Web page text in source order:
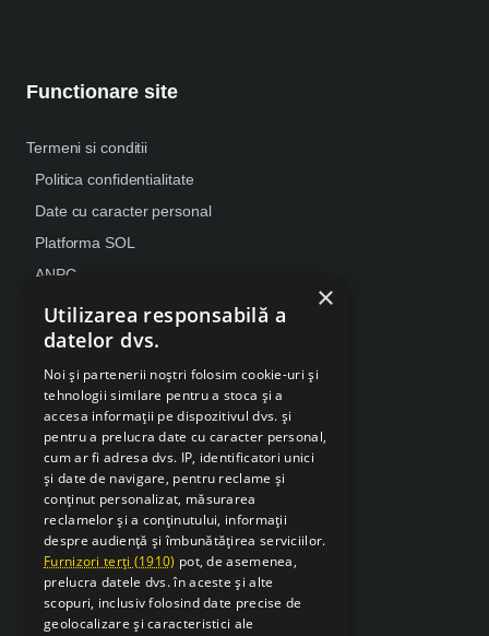
Functionare site
Termeni si conditii
Politica confidentialitate
Date cu caracter personal
Platforma SOL
ANPC
Despre Cookies
Retragere din contract
×
Utilizarea responsabilă a
datelor dvs.
Noi și partenerii noștri folosim cookie-uri și
tehnologii similare pentru a stoca și a
accesa informații pe dispozitivul dvs. și
pentru a prelucra date cu caracter personal,
cum ar fi adresa dvs. IP, identificatori unici
și date de navigare, pentru reclame și
conținut personalizat, măsurarea
reclamelor și a conținutului, informații
despre audiență și îmbunătățirea serviciilor.
Furnizori terți (1910) pot, de asemenea,
prelucra datele dvs. în aceste și alte
scopuri, inclusiv folosind date precise de
geolocalizare și caracteristici ale